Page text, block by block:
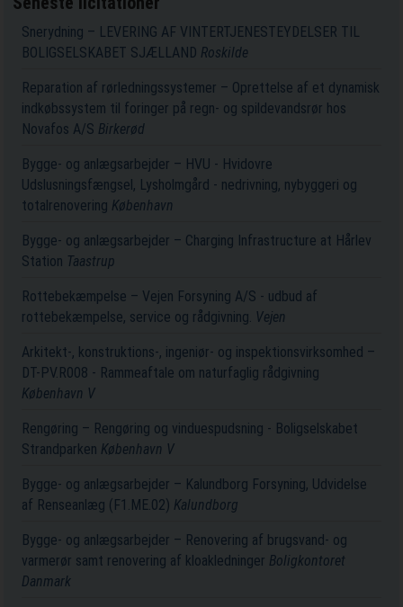
Snerydning – LEVERING AF VINTERTJENESTEYDELSER TIL
BOLIGSELSKABET SJÆLLAND Roskilde
Reparation af rørledningssystemer – Oprettelse af et dynamisk
indkøbssystem til foringer på regn- og spildevandsrør hos
Novafos A/S Birkerød
Bygge- og anlægsarbejder – HVU - Hvidovre
Udslusningsfængsel, Lysholmgård - nedrivning, nybyggeri og
totalrenovering København
Bygge- og anlægsarbejder – Charging Infrastructure at Hårlev
Station Taastrup
Rottebekæmpelse – Vejen Forsyning A/S - udbud af
rottebekæmpelse, service og rådgivning. Vejen
Arkitekt-, konstruktions-, ingeniør- og inspektionsvirksomhed –
DT-PV.R008 - Rammeaftale om naturfaglig rådgivning
København V
Rengøring – Rengøring og vinduespudsning - Boligselskabet
Strandparken København V
Bygge- og anlægsarbejder – Kalundborg Forsyning, Udvidelse
af Renseanlæg (F1.ME.02) Kalundborg
Bygge- og anlægsarbejder – Renovering af brugsvand- og
varmerør samt renovering af kloakledninger Boligkontoret
Danmark